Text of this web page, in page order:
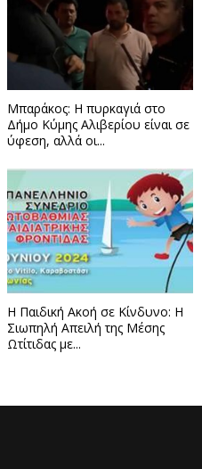
Μπαράκος: Η πυρκαγιά στο
Δήμο Κύμης Αλιβερίου είναι σε
ύφεση, αλλά οι...
Η Παιδική Ακοή σε Κίνδυνο: Η
Σιωπηλή Απειλή της Μέσης
Ωτίτιδας με...